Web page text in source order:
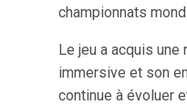
championnats
Le jeu a acquis
immersive et son
continue à évoluer